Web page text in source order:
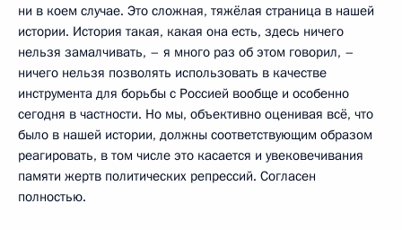
ни в коем случае. Это сложная, тяжёлая страница в нашей
истории. История такая, какая она есть, здесь ничего
нельзя замалчивать, – я много раз об этом говорил, –
ничего нельзя позволять использовать в качестве
инструмента для борьбы с Россией вообще и особенно
сегодня в частности. Но мы, объективно оценивая всё, что
было в нашей истории, должны соответствующим образом
реагировать, в том числе это касается и увековечивания
памяти жертв политических репрессий. Согласен
полностью.